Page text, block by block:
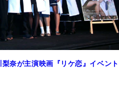
奈が主演映画『リケ恋』イベント